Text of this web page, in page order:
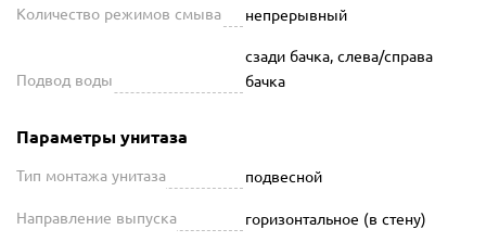
Количество режимов смыва
непрерывный
Подвод воды
сзади бачка, слева/справа
бачка
Параметры унитаза
Тип монтажа унитаза подвесной
Направление выпуска горизонтальное (в стену)